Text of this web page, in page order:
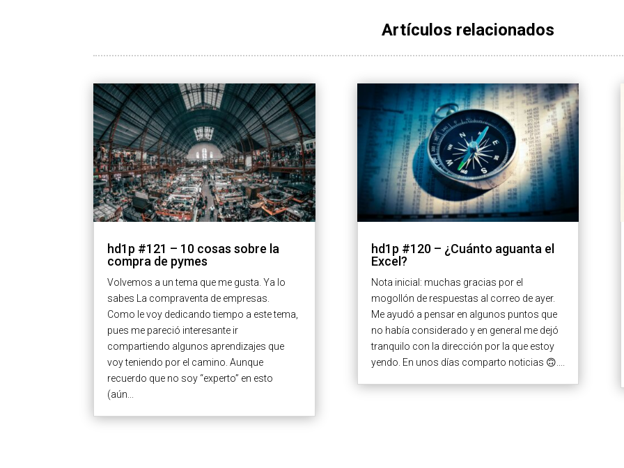
Artículos relacionados
hd1p #121 – 10 cosas sobre la
compra de pymes
Volvemos a un tema que me gusta. Ya lo
sabes La compraventa de empresas.
Como le voy dedicando tiempo a este tema,
pues me pareció interesante ir
compartiendo algunos aprendizajes que
voy teniendo por el camino. Aunque
recuerdo que no soy “experto” en esto
(aún...
hd1p #120 – ¿Cuánto aguanta el
Excel?
Nota inicial: muchas gracias por el
mogollón de respuestas al correo de ayer.
Me ayudó a pensar en algunos puntos que
no había considerado y en general me dejó
tranquilo con la dirección por la que estoy
yendo. En unos días comparto noticias 🙃....